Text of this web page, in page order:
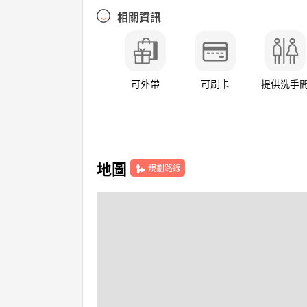
相關資訊
可外帶 可刷卡 提供洗手
地圖 規劃路線